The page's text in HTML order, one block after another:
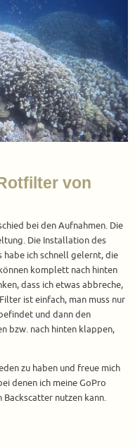
von
bei den Aufnahmen. Die
Die Installation des
habe ich schnell gelernt, die
komplett nach hinten
dass ich etwas abbreche,
ist einfach, man muss nur
und dann den
bzw. nach hinten klappen,
zu haben und freue mich
denen ich meine GoPro
nutzen kann.